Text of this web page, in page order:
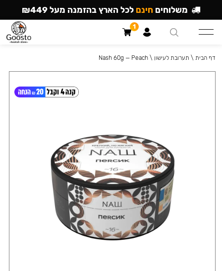
דף הבית \ תערובת לעישון \
Nash 60g — Peach
משלוחים חינם לכל הארץ בהזמנה מעל ₪449
1